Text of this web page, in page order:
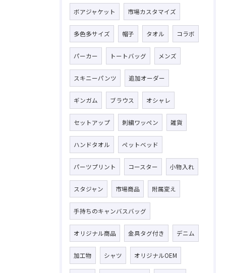
ボアジャケット 市場カスタマイズ
多色多サイズ 帽子 タオル コラボ
パーカー トートバッグ メンズ
スキニーパンツ 追加オーダー
ギンガム ブラウス オシャレ
セットアップ 刺繍ワッペン 雑貨
ハンドタオル ペットベッド
パーツプリント コースター 小物入れ
スタジャン 市場商品 附属変え
手持ちのキャンバスバッグ
オリジナル商品 金具タグ付き デニム
加工物 シャツ オリジナルOEM